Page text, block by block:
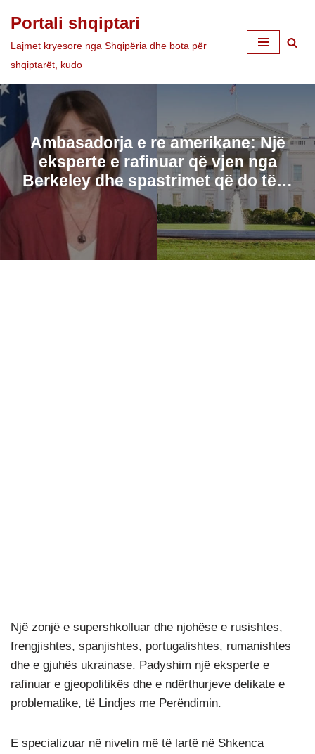
Skip
to
Portali shqiptari
Lajmet kryesore nga Shqipëria dhe bota për
shqiptarët, kudo
Ambasadorja e re amerikane: Një
eksperte e rafinuar që vjen nga
Berkeley dhe spastrimet që do të…
Një zonjë e supershkolluar dhe njohëse e rusishtes,
frengjishtes, spanjishtes, portugalishtes, rumanishtes
dhe e gjuhës ukrainase. Padyshim një eksperte e
rafinuar e gjeopolitikës dhe e ndërthurjeve delikate e
problematike, të Lindjes me Perëndimin.
E specializuar në nivelin më të lartë në Shkenca